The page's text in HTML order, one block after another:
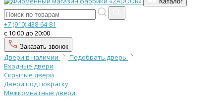
+7 (910) 438-64-81
с 10:00 до 20:00
Заказать звонок
Двери в наличии
Подобрать дверь
Входные двери
Скрытые двери
Двери под покраску
Межкомнатные двери